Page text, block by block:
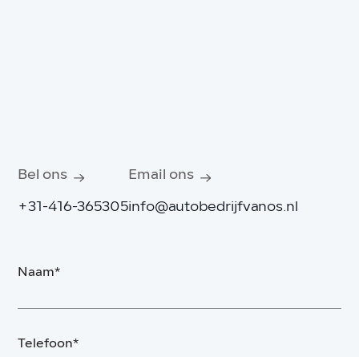
Bel ons
+31-416-365305
Email ons
info@autobedrijfvanos.nl
Naam*
Telefoon*